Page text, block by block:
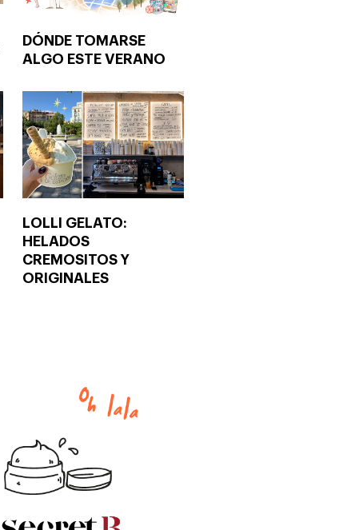
DÓNDE TOMARSE
ALGO ESTE VERANO
LOLLI GELATO:
HELADOS
CREMOSITOS Y
ORIGINALES